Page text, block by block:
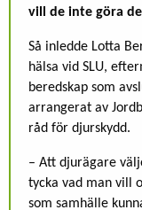
vill de inte göra
Så inledde Lotta
hälsa vid SLU,
beredskap som
arrangerat av
råd för djurskydd.
– Att djurägare
tycka vad man vill
som samhälle